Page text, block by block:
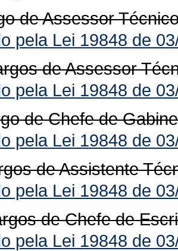
de Assessor
pela Lei 19848 de
de Assessor
pela Lei 19848 de
de Chefe de
pela Lei 19848 de
de Assistente
pela Lei 19848 de
de Chefe de
pela Lei 19848 de